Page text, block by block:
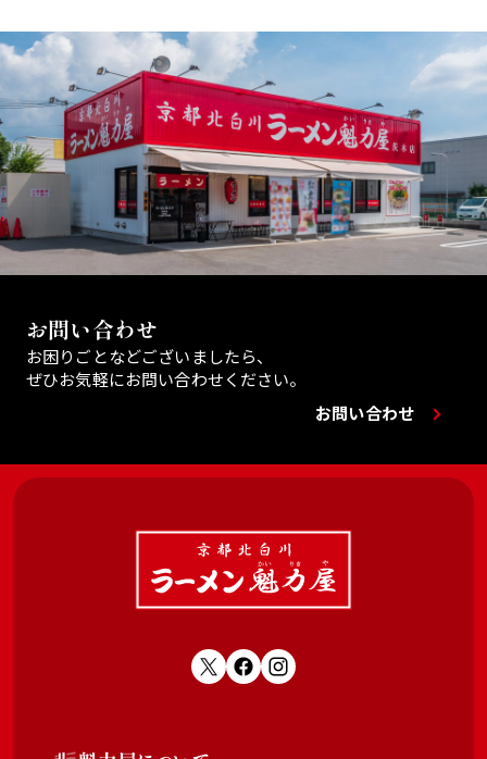
お問い合わせ
お困りごとなどございましたら、
ぜひお気軽にお問い合わせください。
お問い合わせ